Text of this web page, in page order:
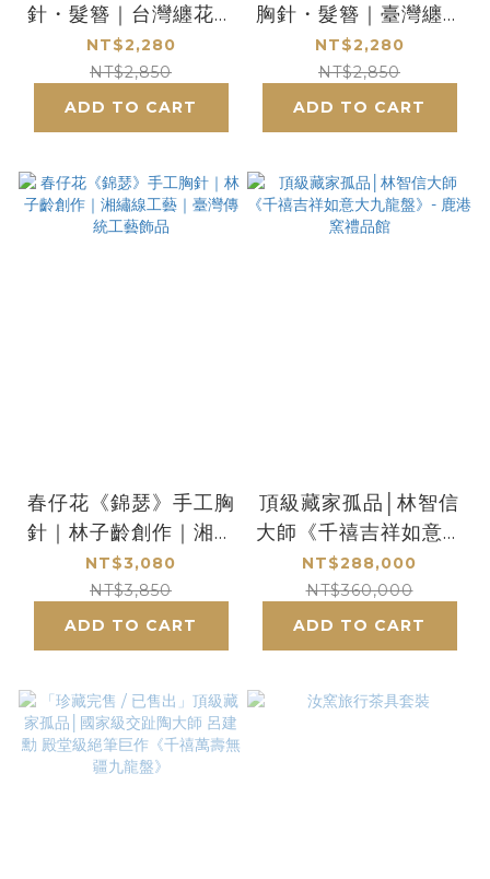
針・髮簪｜台灣纏花工
藝．職人手作胸花飾品
NT$2,280
NT$2,850
ADD TO CART
胸針・髮簪｜臺灣纏花
工藝｜林子齡手作｜母
親節・生日・祝福禮物
NT$2,280
NT$2,850
ADD TO CART
春仔花《錦瑟》手工胸
針｜林子齡創作｜湘繡
線工藝｜臺灣傳統工藝
飾品
NT$3,080
NT$3,850
ADD TO CART
頂級藏家孤品│林智信
大師《千禧吉祥如意大
九龍盤》- 鹿港窯禮品
館
NT$288,000
NT$360,000
ADD TO CART